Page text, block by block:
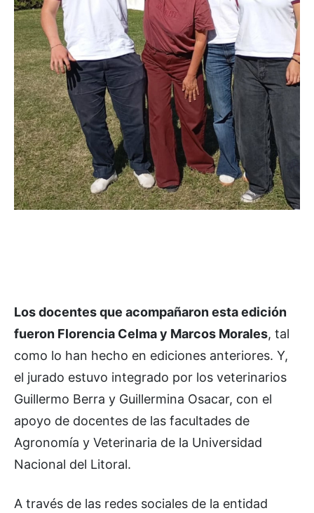
Los docentes que acompañaron esta edición
fueron Florencia Celma y Marcos Morales, tal
como lo han hecho en ediciones anteriores. Y,
el jurado estuvo integrado por los veterinarios
Guillermo Berra y Guillermina Osacar, con el
apoyo de docentes de las facultades de
Agronomía y Veterinaria de la Universidad
Nacional del Litoral.
A través de las redes sociales de la entidad